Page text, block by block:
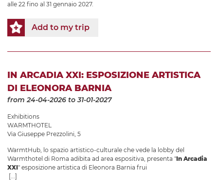
alle 22 fino al 31 gennaio 2027.
Add to my trip
IN ARCADIA XXI: ESPOSIZIONE ARTISTICA
DI ELEONORA BARNIA
from 24-04-2026 to 31-01-2027
Exhibitions
WARMTHOTEL
Via Giuseppe Prezzolini, 5
WarmtHub, lo spazio artistico-culturale che vede la lobby del
Warmthotel di Roma adibita ad area espositiva, presenta "In Arcadia
XXI" esposizione artistica di Eleonora Barnia frui
[...]